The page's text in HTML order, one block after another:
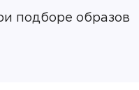
подборе образов